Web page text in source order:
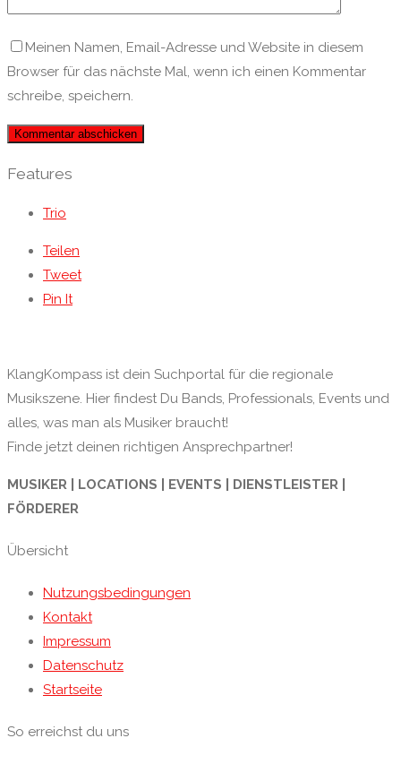
Meinen Namen, Email-Adresse und Website in diesem
Browser für das nächste Mal, wenn ich einen Kommentar
schreibe, speichern.
Features
Trio
Teilen
Tweet
Pin It
KlangKompass ist dein Suchportal für die regionale
Musikszene. Hier findest Du Bands, Professionals, Events und
alles, was man als Musiker braucht!
Finde jetzt deinen richtigen Ansprechpartner!
MUSIKER | LOCATIONS | EVENTS | DIENSTLEISTER |
FÖRDERER
Übersicht
Nutzungsbedingungen
Kontakt
Impressum
Datenschutz
Startseite
So erreichst du uns